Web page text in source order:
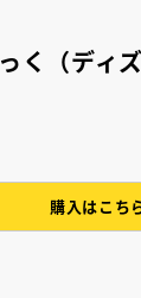
ディズ
購入はこち